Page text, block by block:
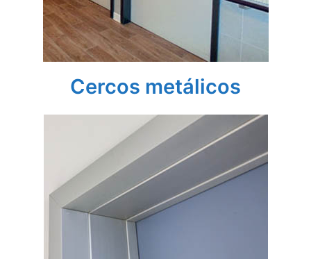
Cercos metálicos